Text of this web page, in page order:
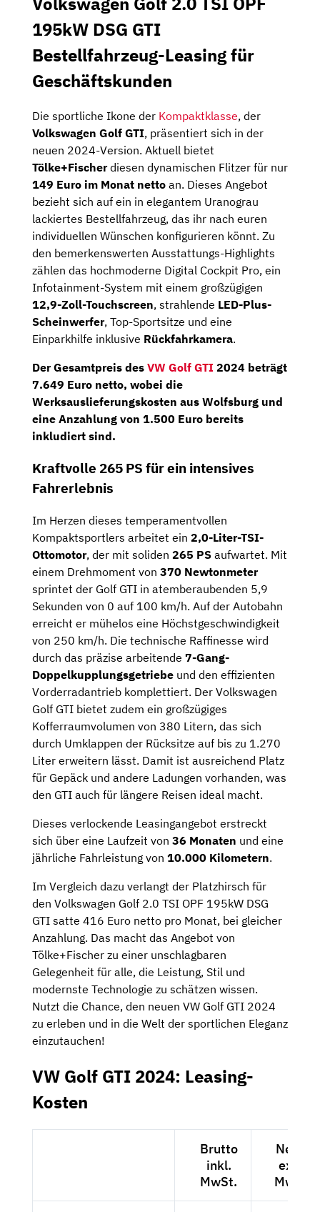
195kW DSG GTI
Bestellfahrzeug-Leasing für
Geschäftskunden
Die sportliche Ikone der Kompaktklasse, der
Volkswagen Golf GTI, präsentiert sich in der
neuen 2024-Version. Aktuell bietet
Tölke+Fischerdiesen dynamischen Flitzer für nur
149 Euro im Monat netto an. Dieses Angebot
bezieht sich auf ein in elegantem Uranograu
lackiertes Bestellfahrzeug, das ihr nach euren
individuellen Wünschen konfigurieren könnt. Zu
den bemerkenswerten Ausstattungs-Highlights
zählen das hochmoderne Digital Cockpit Pro, ein
Infotainment-System mit einem großzügigen
12,9-Zoll-Touchscreen, strahlende LED-Plus-
Scheinwerfer, Top-Sportsitze und eine
Einparkhilfe inklusive Rückfahrkamera.
Der Gesamtpreis des VW Golf GTI 2024 beträgt
7.649 Euro netto, wobei die
Werksauslieferungskosten aus Wolfsburg und
eine Anzahlung von 1.500 Euro bereits
inkludiert sind.
Kraftvolle 265 PS für ein intensives
Fahrerlebnis
Im Herzen dieses temperamentvollen
Kompaktsportlers arbeitet ein 2,0-Liter-TSI-
Ottomotor, der mit soliden 265 PS aufwartet. Mit
einem Drehmoment von 370 Newtonmeter
sprintet der Golf GTI in atemberaubenden 5,9
Sekunden von 0 auf 100 km/h. Auf der Autobahn
erreicht er mühelos eine Höchstgeschwindigkeit
von 250 km/h. Die technische Raffinesse wird
durch das präzise arbeitende 7-Gang-
Doppelkupplungsgetriebe und den effizienten
Vorderradantrieb komplettiert. Der Volkswagen
Golf GTI bietet zudem ein großzügiges
Kofferraumvolumen von 380 Litern, das sich
durch Umklappen der Rücksitze auf bis zu 1.270
Liter erweitern lässt. Damit ist ausreichend Platz
für Gepäck und andere Ladungen vorhanden, was
den GTI auch für längere Reisen ideal macht.
Dieses verlockende Leasingangebot erstreckt
sich über eine Laufzeit von 36 Monaten und eine
jährliche Fahrleistung von 10.000 Kilometern.
Im Vergleich dazu verlangt der Platzhirsch für
den Volkswagen Golf 2.0 TSI OPF 195kW DSG
GTI satte 416 Euro netto pro Monat, bei gleicher
Anzahlung. Das macht das Angebot von
Tölke+Fischer zu einer unschlagbaren
Gelegenheit für alle, die Leistung, Stil und
modernste Technologie zu schätzen wissen.
Nutzt die Chance, den neuen VW Golf GTI 2024
zu erleben und in die Welt der sportlichen Eleganz
einzutauchen!
VW Golf GTI 2024: Leasing-
Kosten
Brutto
inkl.
MwSt.
Netto
exkl.
MwSt.